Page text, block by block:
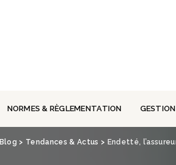
NORMES & RÈGLEMENTATION
Blog > Tendances & Actus > Endetté,